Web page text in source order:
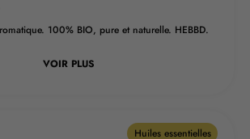
100% BIO, pure et naturelle. HEBBD.
VOIR PLUS
Huiles essentielles